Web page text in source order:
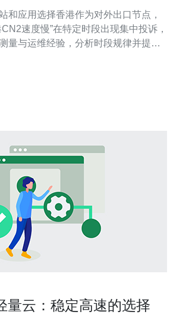
和应用选择香港作为对外出口节点，
速度慢”在特定时段出现集中投诉，
量与运维经验，分析时段规律并提出
白天高峰（09:00-18:00）与晚间娱乐
量云：稳定高速的选择